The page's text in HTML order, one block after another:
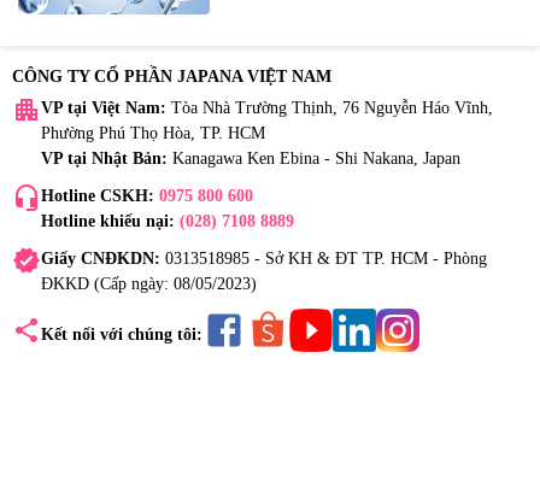
CÔNG TY CỔ PHẦN JAPANA VIỆT NAM
apartment VP tại Việt Nam: Tòa Nhà Trường Thịnh, 76 Nguyễn Háo Vĩnh,
Phường Phú Thọ Hòa, TP. HCM
VP tại Nhật Bản: Kanagawa Ken Ebina - Shi Nakana, Japan
headset_mic Hotline CSKH: 0975 800 600
Hotline khiếu nại: (028) 7108 8889
verifiedGiấy CNĐKDN: 0313518985 - Sở KH & ĐT TP. HCM - Phòng
ĐKKD (Cấp ngày: 08/05/2023)
share Kết nối với chúng tôi: